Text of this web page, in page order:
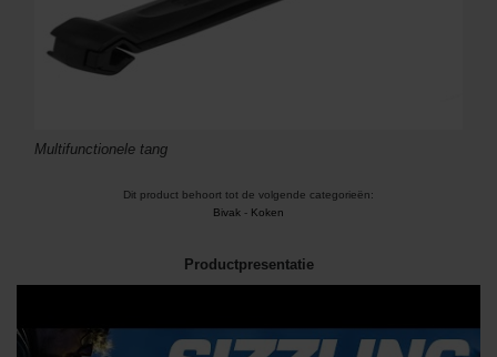
Multifunctionele tang
Dit product behoort tot de volgende categorieën:
Bivak - Koken
Productpresentatie